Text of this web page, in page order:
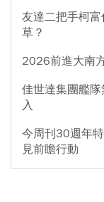
友達二把手柯
草？
2026前進大南
佳世達集團艦
入
今周刊30週年
見前瞻行動